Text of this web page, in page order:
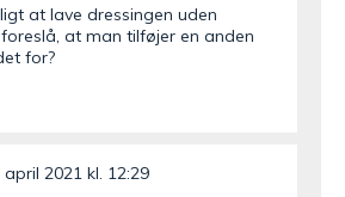
at lave dressingen uden
at man tilføjer en anden
for?
april 2021 kl. 12:29